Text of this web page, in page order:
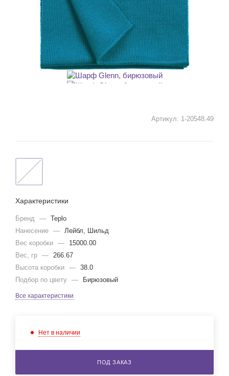
Артикул: 1-20548.49
Характеристики
Бренд — Teplo
Нанесение — Лейбл, Шильд
Вес коробки —
15000.00
Вес, гр — 266.67
Высота коробки — 38.0
Подбор по цвету — Бирюзовый
Все характеристики
Нет в наличии
ПОД ЗАКАЗ